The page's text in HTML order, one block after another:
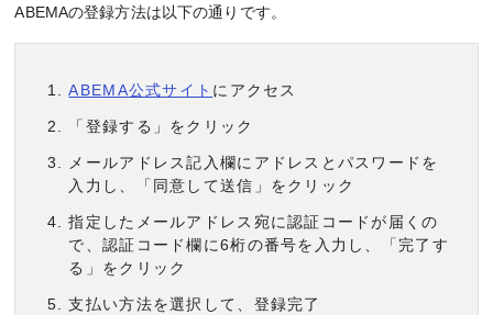
ABEMAの登録方法は以下の通りです。
ABEMA公式サイト にアクセス
「登録する」をクリック
メールアドレス記入欄にアドレスとパスワードを
入力し、「同意して送信」をクリック
指定したメールアドレス宛に認証コードが届くの
で、認証コード欄に6桁の番号を入力し、「完了す
る」をクリック
支払い方法を選択して、登録完了